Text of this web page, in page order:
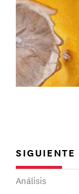
SIGUIENTE
Análisis